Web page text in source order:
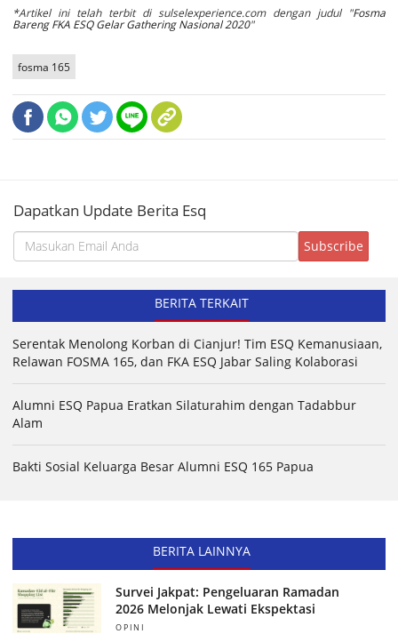
*Artikel ini telah terbit di sulselexperience.com dengan judul "Fosma
Bareng FKA ESQ Gelar Gathering Nasional 2020"
fosma 165
Dapatkan Update Berita Esq
BERITA TERKAIT
Serentak Menolong Korban di Cianjur! Tim ESQ Kemanusiaan,
Relawan FOSMA 165, dan FKA ESQ Jabar Saling Kolaborasi
Alumni ESQ Papua Eratkan Silaturahim dengan Tadabbur
Alam
Bakti Sosial Keluarga Besar Alumni ESQ 165 Papua
BERITA LAINNYA
Survei Jakpat: Pengeluaran Ramadan
2026 Melonjak Lewati Ekspektasi
OPINI